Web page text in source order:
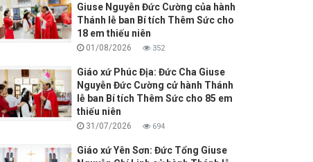
Giuse Nguyễn Đức Cường của hành
Thánh lễ ban Bí tích Thêm Sức cho
18 em thiếu niên
01/08/2026 352
Giáo xứ Phúc Địa: Đức Cha Giuse
Nguyễn Đức Cường cử hành Thánh
lễ ban Bí tích Thêm Sức cho 85 em
thiếu niên
31/07/2026 694
Giáo xứ Yên Sơn: Đức Tổng Giuse